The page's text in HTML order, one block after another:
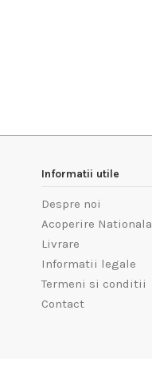
Informatii utile
Despre noi
Acoperire Nationala
Livrare
Informatii legale
Termeni si conditii
Contact